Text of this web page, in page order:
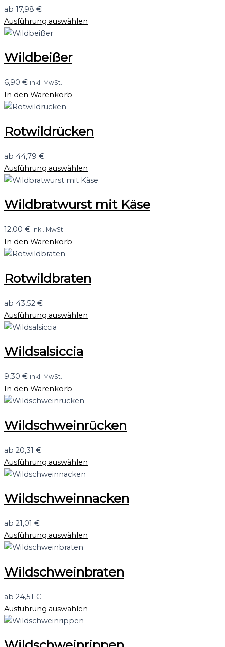
ab 17,98 €
Ausführung auswählen
Wildbeißer
6,90 € inkl. MwSt.
In den Warenkorb
Rotwildrücken
ab 44,79 €
Ausführung auswählen
Wildbratwurst mit Käse
12,00 € inkl. MwSt.
In den Warenkorb
Rotwildbraten
ab 43,52 €
Ausführung auswählen
Wildsalsiccia
9,30 € inkl. MwSt.
In den Warenkorb
Wildschweinrücken
ab 20,31 €
Ausführung auswählen
Wildschweinnacken
ab 21,01 €
Ausführung auswählen
Wildschweinbraten
ab 24,51 €
Ausführung auswählen